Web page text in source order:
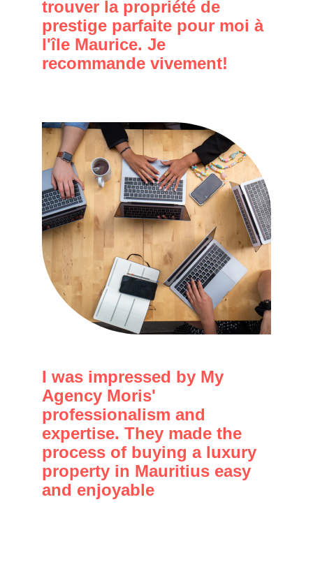
trouver la propriété de
prestige parfaite pour moi à
l'île Maurice. Je
recommande vivement!
I was impressed by My
Agency Moris'
professionalism and
expertise. They made the
process of buying a luxury
property in Mauritius easy
and enjoyable